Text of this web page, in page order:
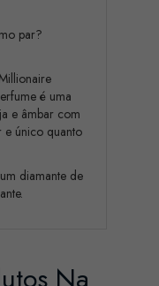
par?
é uma
e âmbar com
e único quanto
diamante de